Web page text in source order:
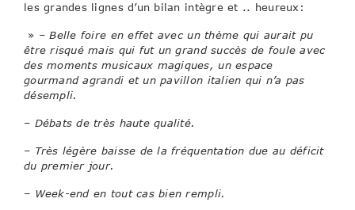
les grandes lignes d’un bilan intègre et .. heureux:
» – Belle foire en effet avec un thème qui aurait pu
être risqué mais qui fut un grand succès de foule avec
des moments musicaux magiques, un espace
gourmand agrandi et un pavillon italien qui n’a pas
désempli.
– Débats de très haute qualité.
– Très légère baisse de la fréquentation due au déficit
du premier jour.
– Week-end en tout cas bien rempli.